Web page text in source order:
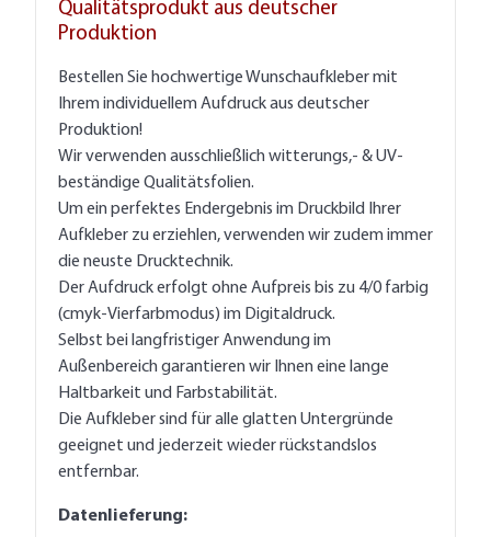
Qualitätsprodukt aus deutscher
Produktion
Bestellen Sie hochwertige Wunschaufkleber mit
Ihrem individuellem Aufdruck aus deutscher
Produktion!
Wir verwenden ausschließlich witterungs,- & UV-
beständige Qualitätsfolien.
Um ein perfektes Endergebnis im Druckbild Ihrer
Aufkleber zu erziehlen, verwenden wir zudem immer
die neuste Drucktechnik.
Der Aufdruck erfolgt ohne Aufpreis bis zu 4/0 farbig
(cmyk-Vierfarbmodus) im Digitaldruck.
Selbst bei langfristiger Anwendung im
Außenbereich garantieren wir Ihnen eine lange
Haltbarkeit und Farbstabilität.
Die Aufkleber sind für alle glatten Untergründe
geeignet und jederzeit wieder rückstandslos
entfernbar.
Datenlieferung: